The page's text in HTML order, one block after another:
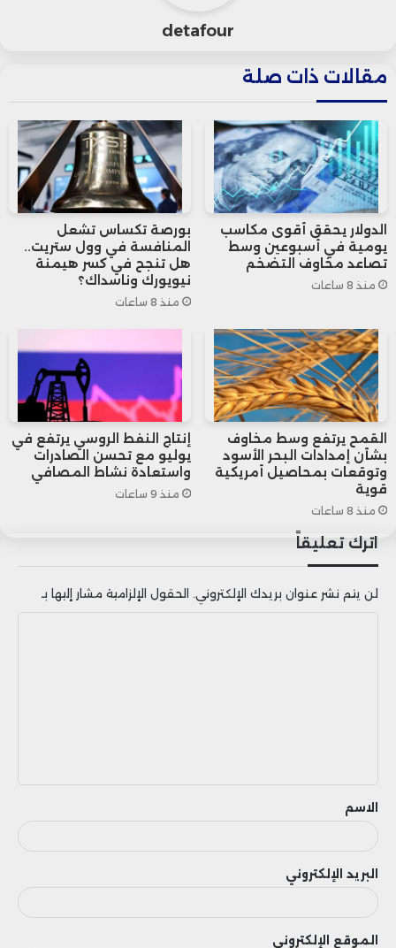
سنتًا إلى 77.91 دولار للبرميل.
detafour
مقالات ذات صلة
الدولار يحقق أقوى مكاسب
يومية في أسبوعين وسط
تصاعد مخاوف التضخم
منذ 8 ساعات
بورصة تكساس تشعل
المنافسة في وول ستريت..
هل تنجح في كسر هيمنة
نيويورك وناسداك؟
منذ 8 ساعات
القمح يرتفع وسط مخاوف
بشأن إمدادات البحر الأسود
وتوقعات بمحاصيل أمريكية
قوية
منذ 8 ساعات
إنتاج النفط الروسي يرتفع في
يوليو مع تحسن الصادرات
واستعادة نشاط المصافي
منذ 9 ساعات
اترك تعليقاً
لن يتم نشر عنوان بريدك الإلكتروني. الحقول الإلزامية مشار إليها بـ
ق
الاسم
البريد الإلكتروني
الموقع الإلكتروني